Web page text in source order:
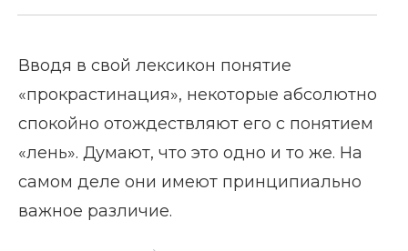
Вводя в свой лексикон понятие
«прокрастинация», некоторые абсолютно
спокойно отождествляют его с понятием
«лень». Думают, что это одно и то же. На
самом деле они имеют принципиально
важное различие.